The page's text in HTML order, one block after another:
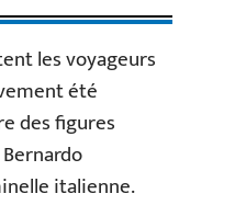
les voyageurs
été
des figures
italienne.